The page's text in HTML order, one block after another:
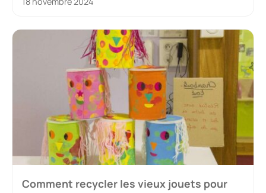
Comment recycler les vieux jouets pour